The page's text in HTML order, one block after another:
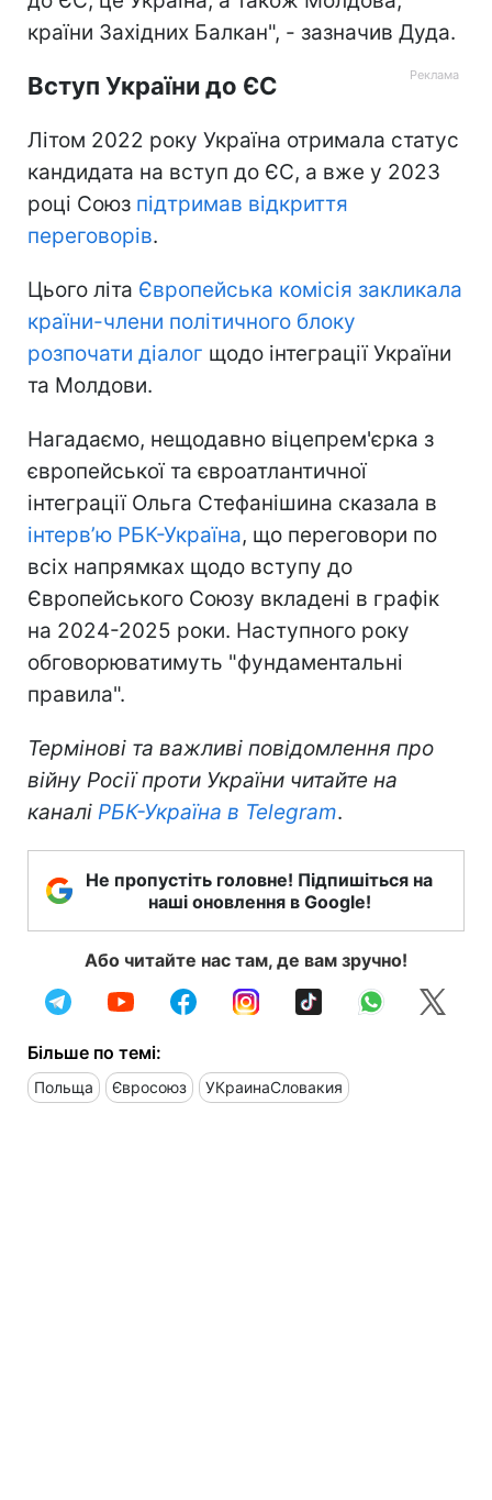
країни Західних Балкан", - зазначив Дуда.
Вступ України до ЄС
Літом 2022 року Україна отримала статус
кандидата на вступ до ЄС, а вже у 2023
році Союз підтримав відкриття
переговорів.
Цього літа Європейська комісія закликала
країни-члени політичного блоку
розпочати діалог щодо інтеграції України
та Молдови.
Нагадаємо, нещодавно віцепрем'єрка з
європейської та євроатлантичної
інтеграції Ольга Стефанішина сказала в
інтерв’ю РБК-Україна, що переговори по
всіх напрямках щодо вступу до
Європейського Союзу вкладені в графік
на 2024-2025 роки. Наступного року
обговорюватимуть "фундаментальні
правила".
Термінові та важливі повідомлення про
війну Росії проти України читайте на
каналі РБК-Україна в Telegram.
Не пропустіть головне! Підпишіться на
наші оновлення в Google!
Або читайте нас там, де вам зручно!
Більше по темі:
Польща Євросоюз УКраинаСловакия